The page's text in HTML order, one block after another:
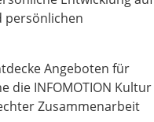
persönlichen
Angeboten für
die INFOMOTION Kultur
Zusammenarbeit